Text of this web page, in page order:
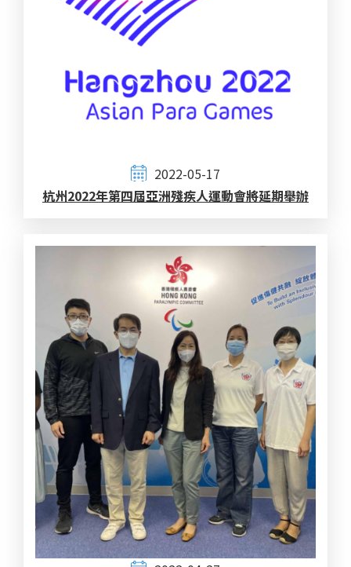
2022-05-17
杭州2022年第四屆亞洲殘疾人運動會將延期舉辦